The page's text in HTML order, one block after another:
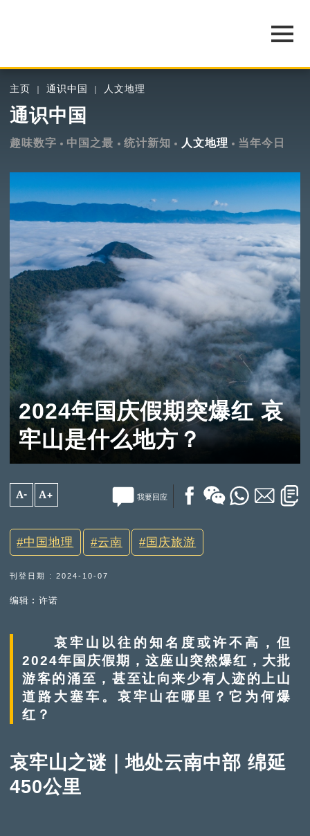
主页 通识中国 人文地理
通识中国
趣味数字 中国之最 统计新知 人文地理 当年今日
2024年国庆假期突爆红 哀
牢山是什么地方？
A- A+ 我要回应
中国地理 云南 国庆旅游
刊登日期 : 2024-10-07
编辑︰许诺
哀牢山以往的知名度或许不高，但
2024年国庆假期，这座山突然爆红，大批
游客的涌至，甚至让向来少有人迹的上山
道路大塞车。哀牢山在哪里？它为何爆
红？
哀牢山之谜｜地处云南中部 绵延
450公里